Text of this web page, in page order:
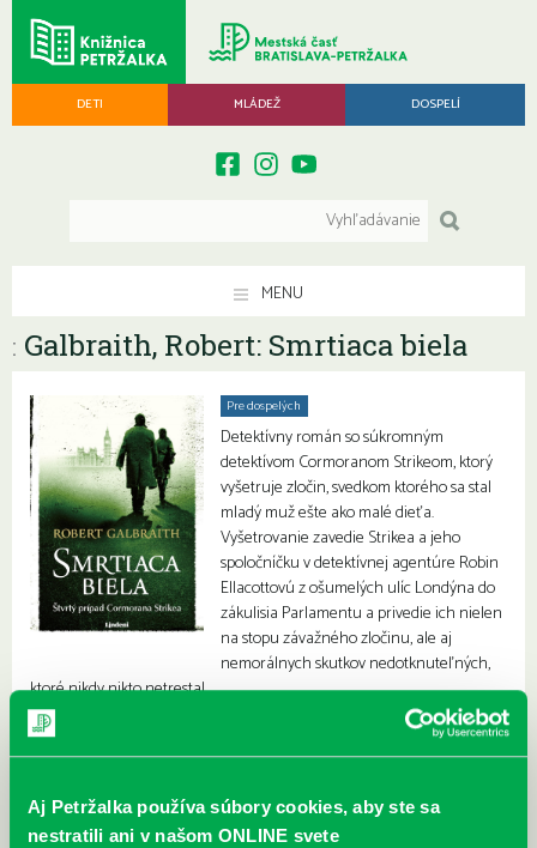
Aj Petržalka používa súbory cookies, aby ste sa
nestratili ani v našom ONLINE svete
DETI MLÁDEŽ DOSPELÍ
MENU
: Galbraith, Robert: Smrtiaca biela
Pre dospelých
Detektívny román so súkromným
detektívom Cormoranom Strikeom, ktorý
vyšetruje zločin, svedkom ktorého sa stal
mladý muž ešte ako malé dieťa.
Vyšetrovanie zavedie Strikea a jeho
spoločníčku v detektívnej agentúre Robin
Ellacottovú z ošumelých ulíc Londýna do
zákulisia Parlamentu a privedie ich nielen
na stopu závažného zločinu, ale aj
nemorálnych skutkov nedotknuteľných,
ktoré nikdy nikto netrestal.